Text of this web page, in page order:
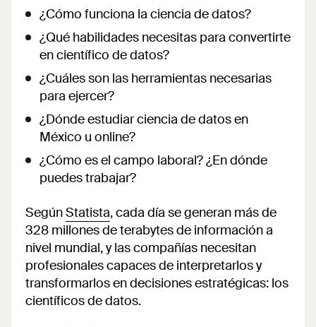
¿Cómo funciona la ciencia de datos?
¿Qué habilidades necesitas para convertirte
en científico de datos?
¿Cuáles son las herramientas necesarias
para ejercer?
¿Dónde estudiar ciencia de datos en
México u online?
¿Cómo es el campo laboral? ¿En dónde
puedes trabajar?
SegúnStatista, cada día se generan más de
328 millones de terabytes de información a
nivel mundial, y las compañías necesitan
profesionales capaces de interpretarlos y
transformarlos en decisiones estratégicas: los
científicos de datos.